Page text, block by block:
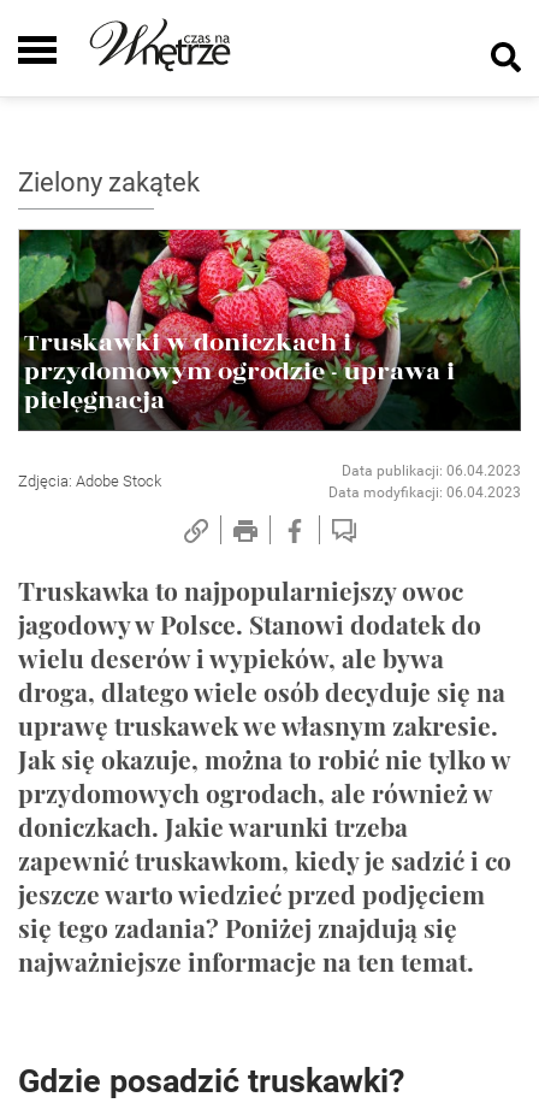
Zielony zakątek
Truskawki w doniczkach i
przydomowym ogrodzie - uprawa i
pielęgnacja
Zdjęcia: Adobe Stock
Data publikacji: 06.04.2023
Data modyfikacji: 06.04.2023
Truskawka to najpopularniejszy owoc
jagodowy w Polsce. Stanowi dodatek do
wielu deserów i wypieków, ale bywa
droga, dlatego wiele osób decyduje się na
uprawę truskawek we własnym zakresie.
Jak się okazuje, można to robić nie tylko w
przydomowych ogrodach, ale również w
doniczkach. Jakie warunki trzeba
zapewnić truskawkom, kiedy je sadzić i co
jeszcze warto wiedzieć przed podjęciem
się tego zadania? Poniżej znajdują się
najważniejsze informacje na ten temat.
Gdzie posadzić truskawki?